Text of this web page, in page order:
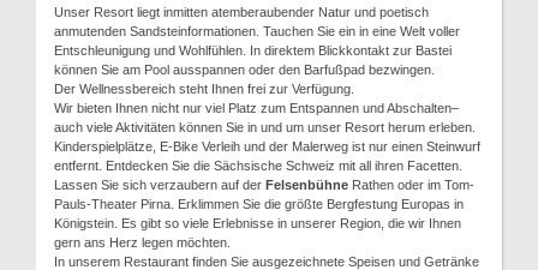
Unser Resort liegt inmitten atemberaubender Natur und poetisch
anmutenden Sandsteinformationen. Tauchen Sie ein in eine Welt voller
Entschleunigung und Wohlfühlen. In direktem Blickkontakt zur Bastei
können Sie am Pool ausspannen oder den Barfußpad bezwingen.
Der Wellnessbereich steht Ihnen frei zur Verfügung.
Wir bieten Ihnen nicht nur viel Platz zum Entspannen und Abschalten–
auch viele Aktivitäten können Sie in und um unser Resort herum erleben.
Kinderspielplätze, E-Bike Verleih und der Malerweg ist nur einen Steinwurf
entfernt. Entdecken Sie die Sächsische Schweiz mit all ihren Facetten.
Lassen Sie sich verzaubern auf der Felsenbühne Rathen oder im Tom-
Pauls-Theater Pirna. Erklimmen Sie die größte Bergfestung Europas in
Königstein. Es gibt so viele Erlebnisse in unserer Region, die wir Ihnen
gern ans Herz legen möchten.
In unserem Restaurant finden Sie ausgezeichnete Speisen und Getränke